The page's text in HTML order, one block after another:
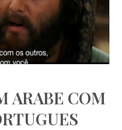
ARABE COM